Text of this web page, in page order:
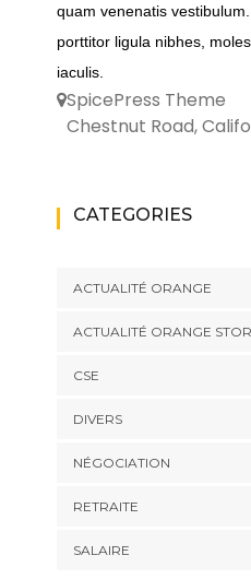
quam venenatis
porttitor ligula nibhes,
iaculis.
SpicePress Theme
Chestnut Road,
CATEGORIES
ACTUALITÉ ORANGE
ACTUALITÉ ORANGE
CSE
DIVERS
NÉGOCIATION
RETRAITE
SALAIRE